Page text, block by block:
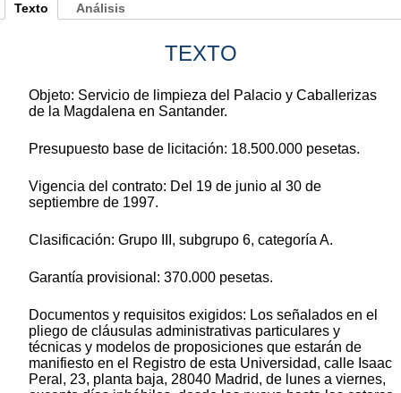
Texto
TEXTO
Objeto: Servicio de limpieza del Palacio y Caballerizas
de la Magdalena en Santander.
Presupuesto base de licitación: 18.500.000 pesetas.
Vigencia del contrato: Del 19 de junio al 30 de
septiembre de 1997.
Clasificación: Grupo III, subgrupo 6, categoría A.
Garantía provisional: 370.000 pesetas.
Documentos y requisitos exigidos: Los señalados en el
pliego de cláusulas administrativas particulares y
técnicas y modelos de proposiciones que estarán de
manifiesto en el Registro de esta Universidad, calle Isaac
Peral, 23, planta baja, 28040 Madrid, de lunes a viernes,
Análisis